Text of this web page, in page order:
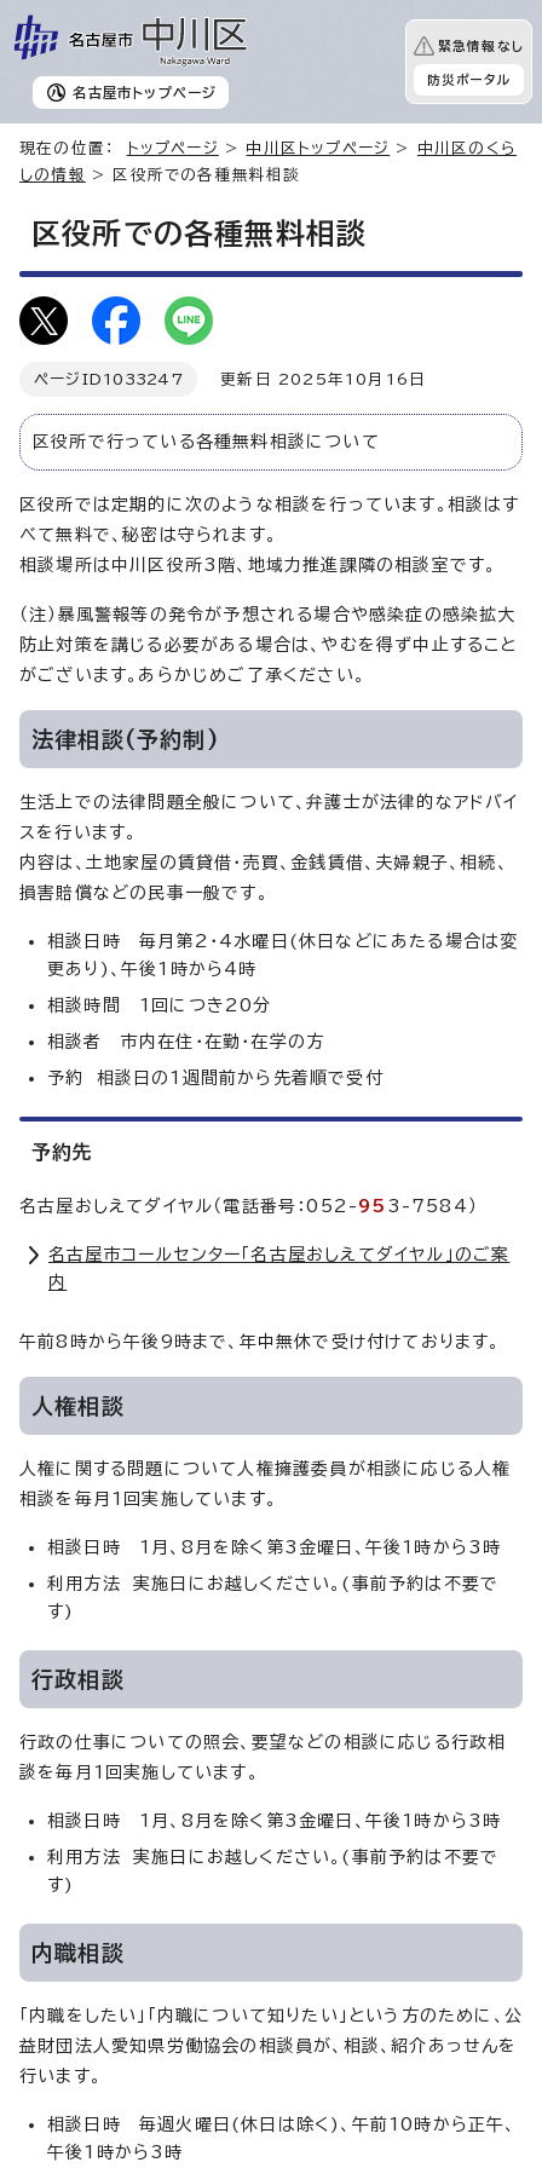
名古屋市 トップページ
緊急情報なし
防災ポータル
現在の位置： トップページ > 中川区トップページ > 中川区のくら
しの情報
> 区役所での各種無料相談
区役所での各種無料相談
ページID 1033247 更新日 2025年10月16日
区役所で行っている各種無料相談について
区役所では定期的に次のような相談を行っています。相談はす
べて無料で、秘密は守られます。
相談場所は中川区役所3階、地域力推進課隣の相談室です。
（注）暴風警報等の発令が予想される場合や感染症の感染拡大
防止対策を講じる必要がある場合は、やむを得ず中止すること
がございます。あらかじめご了承ください。
法律相談(予約制)
生活上での法律問題全般について、弁護士が法律的なアドバイ
スを行います。
内容は、土地家屋の賃貸借・売買、金銭賃借、夫婦親子、相続、
損害賠償などの民事一般です。
相談日時 毎月第2・4水曜日(休日などにあたる場合は変
更あり)、午後1時から4時
相談時間 1回につき20分
相談者 市内在住・在勤・在学の方
予約 相談日の1週間前から先着順で受付
予約先
名古屋おしえてダイヤル（電話番号：052- 95 3-7584）
名古屋市コールセンター「名古屋おしえてダイヤル」のご案
内
午前8時から午後9時まで、年中無休で受け付けております。
人権相談
人権に関する問題について人権擁護委員が相談に応じる人権
相談を毎月1回実施しています。
相談日時 1月、8月を除く第3金曜日、午後1時から3時
利用方法 実施日にお越しください。(事前予約は不要で
す)
行政相談
行政の仕事についての照会、要望などの相談に応じる行政相
談を毎月1回実施しています。
相談日時 1月、8月を除く第3金曜日、午後1時から3時
利用方法 実施日にお越しください。(事前予約は不要で
す)
内職相談
「内職をしたい」「内職について知りたい」という方のために、公
益財団法人愛知県労働協会の相談員が、相談、紹介あっせんを
行います。
相談日時 毎週火曜日(休日は除く)、午前10時から正午、
午後1時から3時